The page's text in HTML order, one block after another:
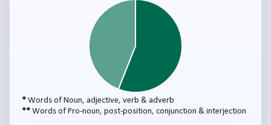
* Words of Noun, adjective, verb & adverb
** Words of Pro-noun, post-position, conjunction & interjection